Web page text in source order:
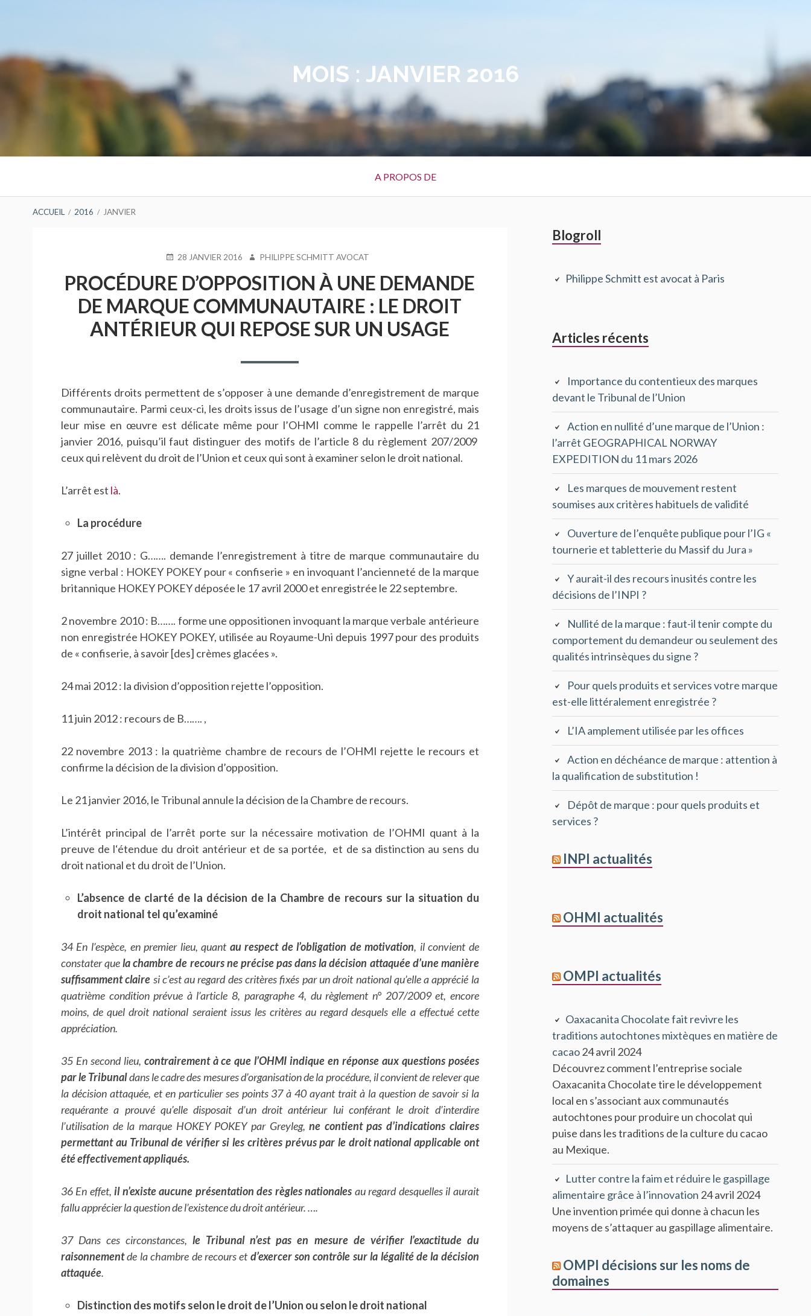
MOIS : JANVIER 2016
principal
A PROPOS DE
FIL
ACCUEIL 2016 JANVIER
PUBLIÉ
28 JANVIER 2016 AUTEUR
PHILIPPE SCHMITT AVOCAT
PROCÉDURE D’OPPOSITION À UNE DEMANDE
DE MARQUE COMMUNAUTAIRE : LE DROIT
ANTÉRIEUR QUI REPOSE SUR UN USAGE
Différents droits permettent de s’opposer à une demande d’enregistrement de marque
communautaire. Parmi ceux-ci, les droits issus de l’usage d’un signe non enregistré, mais
leur mise en œuvre est délicate même pour l’OHMI comme le rappelle l’arrêt du 21
janvier 2016, puisqu’il faut distinguer des motifs de l’article 8 du règlement 207/2009
ceux qui relèvent du droit de l’Union et ceux qui sont à examiner selon le droit national.
L’arrêt est là.
La procédure
27 juillet 2010 : G……. demande l’enregistrement à titre de marque communautaire du
signe verbal : HOKEY POKEY pour « confiserie » en invoquant l’ancienneté de la marque
britannique HOKEY POKEY déposée le 17 avril 2000 et enregistrée le 22 septembre.
2 novembre 2010 : B……. forme une oppositionen invoquant la marque verbale antérieure
non enregistrée HOKEY POKEY, utilisée au Royaume-Uni depuis 1997 pour des produits
de « confiserie, à savoir [des] crèmes glacées ».
24 mai 2012 : la division d’opposition rejette l’opposition.
11 juin 2012 : recours de B……. ,
22 novembre 2013 : la quatrième chambre de recours de l’OHMI rejette le recours et
confirme la décision de la division d’opposition.
Le 21 janvier 2016, le Tribunal annule la décision de la Chambre de recours.
L’intérêt principal de l’arrêt porte sur la nécessaire motivation de l’OHMI quant à la
preuve de l‘étendue du droit antérieur et de sa portée, et de sa distinction au sens du
droit national et du droit de l’Union.
L’absence de clarté de la décision de la Chambre de recours sur la situation du
droit national tel qu’examiné
34 En l’espèce, en premier lieu, quant au respect de l’obligation de motivation, il convient de
constater quela chambre de recours ne précise pas dans la décision attaquée d’une manière
suffisamment claire si c’est au regard des critères fixés par un droit national qu’elle a apprécié la
quatrième condition prévue à l’article 8, paragraphe 4, du règlement n° 207/2009 et, encore
moins, de quel droit national seraient issus les critères au regard desquels elle a effectué cette
appréciation.
35 En second lieu, contrairement à ce que l’OHMI indique en réponse aux questions posées
par le Tribunaldans le cadre des mesures d’organisation de la procédure, il convient de relever que
la décision attaquée, et en particulier ses points 37 à 40 ayant trait à la question de savoir si la
requérante a prouvé qu’elle disposait d’un droit antérieur lui conférant le droit d’interdire
l’utilisation de la marque HOKEY POKEY par Greyleg,ne contient pas d’indications claires
permettant au Tribunal de vérifier si les critères prévus par le droit national applicable ont
été effectivement appliqués.
36 En effet, il n’existe aucune présentation des règles nationales au regard desquelles il aurait
fallu apprécier la question de l’existence du droit antérieur. ….
37 Dans ces circonstances, le Tribunal n’est pas en mesure de vérifier l’exactitude du
raisonnementde la chambre de recours etd’exercer son contrôle sur la légalité de la décision
attaquée.
Distinction des motifs selon le droit de l’Union ou selon le droit national
Barre
principale
Blogroll
Philippe Schmitt est avocat à Paris
Articles récents
Importance du contentieux des marques
devant le Tribunal de l’Union
Action en nullité d’une marque de l’Union :
l’arrêt GEOGRAPHICAL NORWAY
EXPEDITION du 11 mars 2026
Les marques de mouvement restent
soumises aux critères habituels de validité
Ouverture de l’enquête publique pour l’IG «
tournerie et tabletterie du Massif du Jura »
Y aurait-il des recours inusités contre les
décisions de l’INPI ?
Nullité de la marque : faut-il tenir compte du
comportement du demandeur ou seulement des
qualités intrinsèques du signe ?
Pour quels produits et services votre marque
est-elle littéralement enregistrée ?
L’IA amplement utilisée par les offices
Action en déchéance de marque : attention à
la qualification de substitution !
Dépôt de marque : pour quels produits et
services ?
INPI actualités
OHMI actualités
OMPI actualités
Oaxacanita Chocolate fait revivre les
traditions autochtones mixtèques en matière de
cacao24 avril 2024
Découvrez comment l’entreprise sociale
Oaxacanita Chocolate tire le développement
local en s’associant aux communautés
autochtones pour produire un chocolat qui
puise dans les traditions de la culture du cacao
au Mexique.
Lutter contre la faim et réduire le gaspillage
alimentaire grâce à l’innovation 24 avril 2024
Une invention primée qui donne à chacun les
moyens de s’attaquer au gaspillage alimentaire.
OMPI décisions sur les noms de
domaines